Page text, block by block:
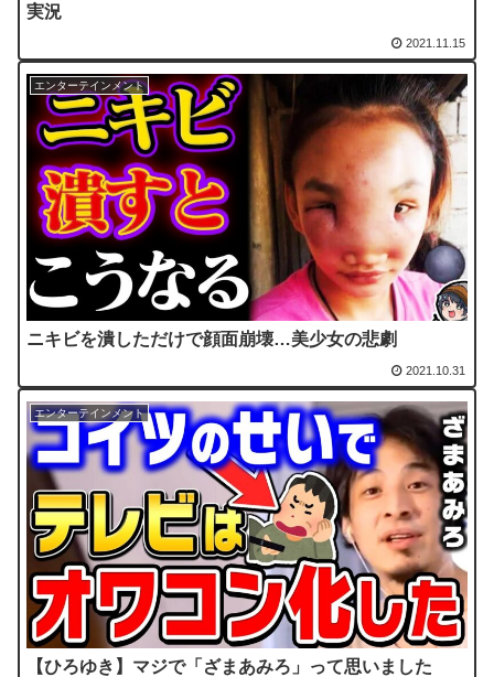
実況
2021.11.15
エンターテインメント
ニキビを潰しただけで顔面崩壊…美少女の悲劇
2021.10.31
エンターテインメント
【ひろゆき】マジで「ざまあみろ」って思いました